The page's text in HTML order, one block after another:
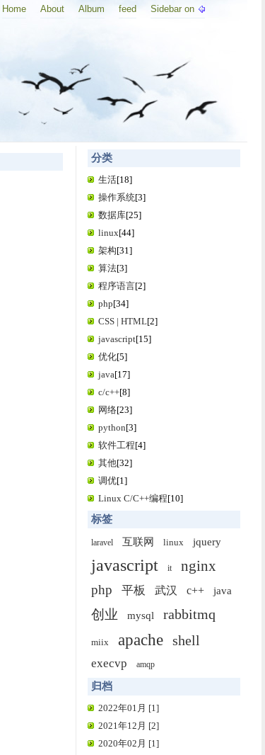
Home About Album feed Sidebar on
分类
生活[18]
操作系统[3]
数据库[25]
linux[44]
架构[31]
算法[3]
程序语言[2]
php[34]
CSS | HTML[2]
javascript[15]
优化[5]
java[17]
c/c++[8]
网络[23]
python[3]
软件工程[4]
其他[32]
调优[1]
Linux C/C++编程[10]
标签
laravel 互联网 linux jquery
javascript it nginx
php 平板 武汉 c++ java
创业 mysql rabbitmq
miix apache shell
execvp amqp
归档
2022年01月 [1]
2021年12月 [2]
2020年02月 [1]